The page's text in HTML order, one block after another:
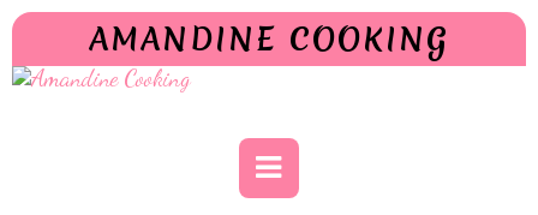
AMANDINE COOKING